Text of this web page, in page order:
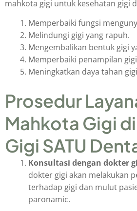
mahkota gigi untuk kesehatan gigi
Memperbaiki fungsi
Melindungi gigi yang rapuh.
Mengembalikan bentuk gigi
Memperbaiki penampilan
Meningkatkan daya tahan
Prosedur
Mahkota Gigi
Gigi SATU
Konsultasi dengan dokter
dokter gigi akan melakukan
terhadap gigi dan mulut
paronamic.